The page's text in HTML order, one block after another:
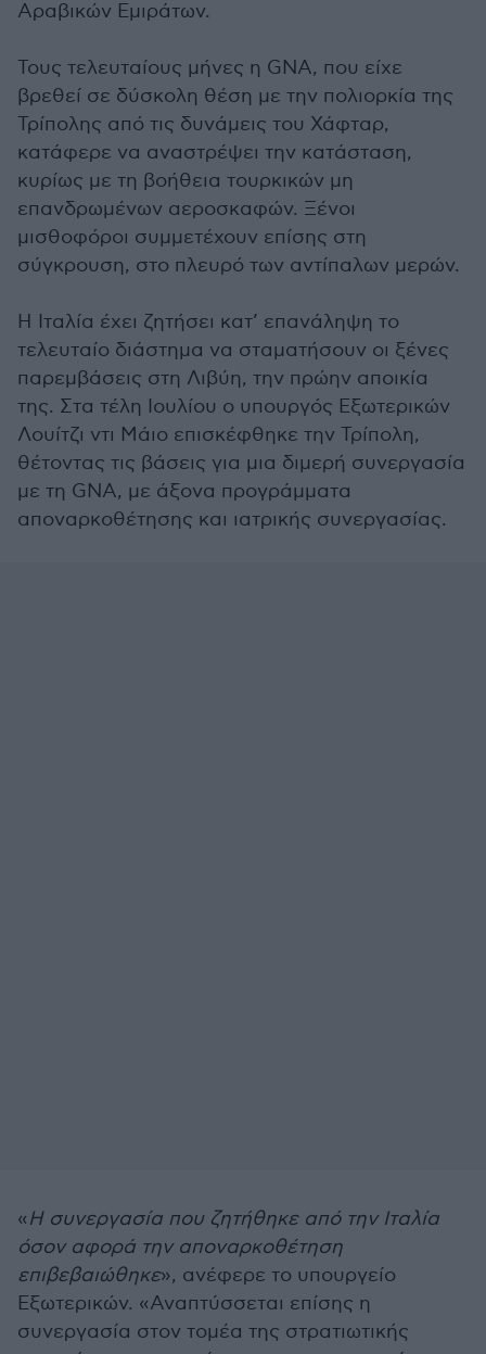
Αραβικών Εμιράτων.
Τους τελευταίους μήνες η GNA, που είχε
βρεθεί σε δύσκολη θέση με την πολιορκία της
Τρίπολης από τις δυνάμεις του Χάφταρ,
κατάφερε να αναστρέψει την κατάσταση,
κυρίως με τη βοήθεια τουρκικών μη
επανδρωμένων αεροσκαφών. Ξένοι
μισθοφόροι συμμετέχουν επίσης στη
σύγκρουση, στο πλευρό των αντίπαλων μερών.
Η Ιταλία έχει ζητήσει κατ’ επανάληψη το
τελευταίο διάστημα να σταματήσουν οι ξένες
παρεμβάσεις στη Λιβύη, την πρώην αποικία
της. Στα τέλη Ιουλίου ο υπουργός Εξωτερικών
Λουίτζι ντι Μάιο επισκέφθηκε την Τρίπολη,
θέτοντας τις βάσεις για μια διμερή συνεργασία
με τη GNA, με άξονα προγράμματα
αποναρκοθέτησης και ιατρικής συνεργασίας.
«Η συνεργασία που ζητήθηκε από την Ιταλία
όσον αφορά την αποναρκοθέτηση
επιβεβαιώθηκε», ανέφερε το υπουργείο
Εξωτερικών. «Αναπτύσσεται επίσης η
συνεργασία στον τομέα της στρατιωτικής